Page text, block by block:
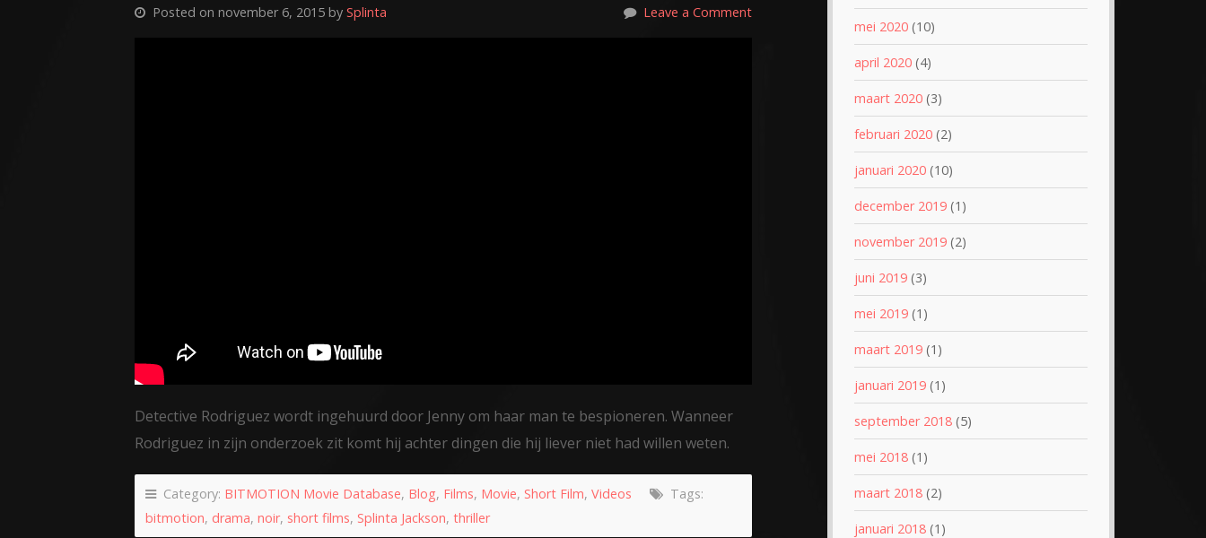
Posted on november 6, 2015 by Splinta Leave a Comment
Detective Rodriguez wordt ingehuurd door Jenny om haar man te bespioneren. Wanneer
Rodriguez in zijn onderzoek zit komt hij achter dingen die hij liever niet had willen weten.
Category: BITMOTION Movie Database, Blog, Films, Movie, Short Film, Videos
Tags:
bitmotion, drama, noir, short films, Splinta Jackson, thriller
mei 2020(10)
april 2020(4)
maart 2020(3)
februari 2020(2)
januari 2020(10)
december 2019(1)
november 2019(2)
juni 2019(3)
mei 2019(1)
maart 2019(1)
januari 2019(1)
september 2018(5)
mei 2018(1)
maart 2018(2)
januari 2018(1)